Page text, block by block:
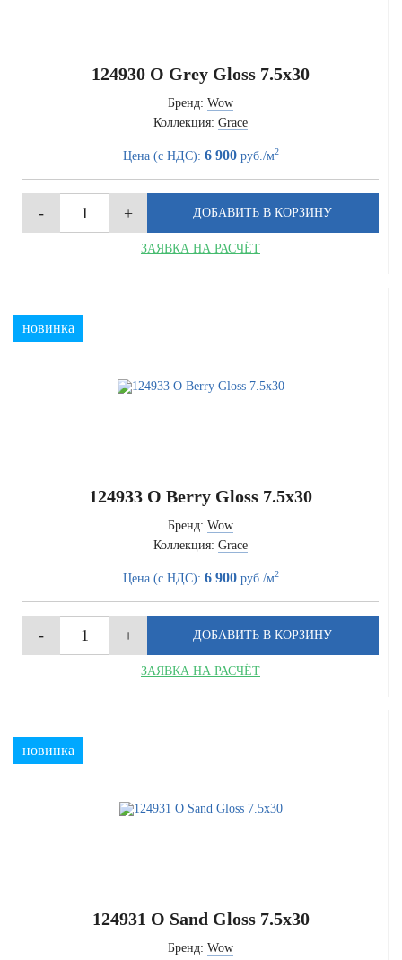
124930 O Grey Gloss 7.5x30
Бренд: Wow
Коллекция: Grace
Цена (с НДС): 6 900руб./м2
ЗАЯВКА НА РАСЧЁТ
новинка
124933 O Berry Gloss 7.5x30
Бренд: Wow
Коллекция: Grace
Цена (с НДС): 6 900руб./м2
ЗАЯВКА НА РАСЧЁТ
новинка
124931 O Sand Gloss 7.5x30
Бренд: Wow